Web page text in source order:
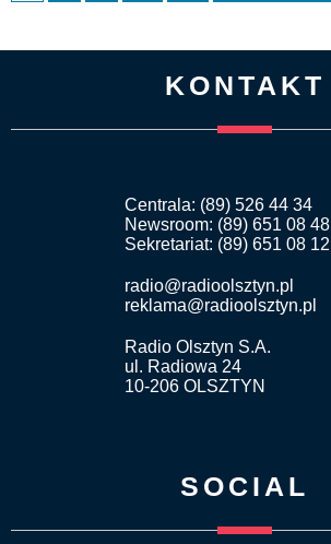
KONTAKT
Centrala: (89) 526 44 34
Newsroom: (89) 651 08 48
Sekretariat: (89) 651 08 12
radio@radioolsztyn.pl
reklama@radioolsztyn.pl
Radio Olsztyn S.A.
ul. Radiowa 24
10-206 OLSZTYN
SOCIAL